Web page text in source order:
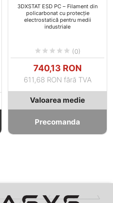
3DXSTAT ESD PC – Filament din
policarbonat cu protecție
electrostatică pentru medii
industriale
     (0)
Pret
740,13 RON
611,68 RON fără TVA
Valoarea medie
Precomanda